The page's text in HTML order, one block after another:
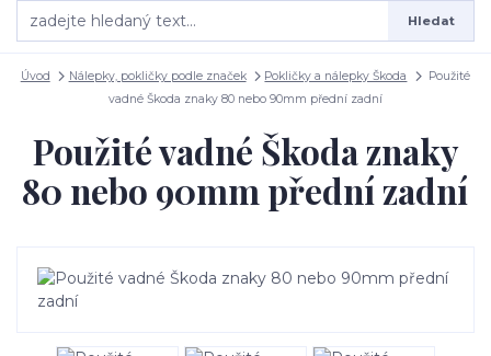
Hledat
Úvod Nálepky, pokličky podle značek Pokličky a nálepky Škoda
Použité
vadné Škoda znaky 80 nebo 90mm přední zadní
Použité vadné Škoda znaky
80 nebo 90mm přední zadní